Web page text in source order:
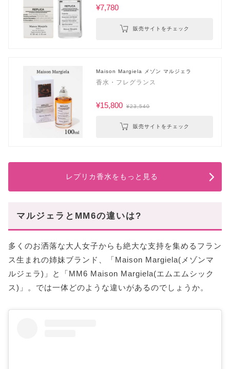
¥7,780
販売サイトをチェック
Maison Margiela メゾン マルジェラ
香水・フレグランス
¥15,800 ¥23,540
販売サイトをチェック
レプリカ香水をもっと見る
マルジェラとMM6の違いは?
多くのお洒落な大人女子からも絶大な支持を集めるフラン
ス生まれの姉妹ブランド、「Maison Margiela(メゾンマ
ルジェラ)」と「MM6 Maison Margiela(エムエムシック
ス)」。では一体どのような違いがあるのでしょうか。